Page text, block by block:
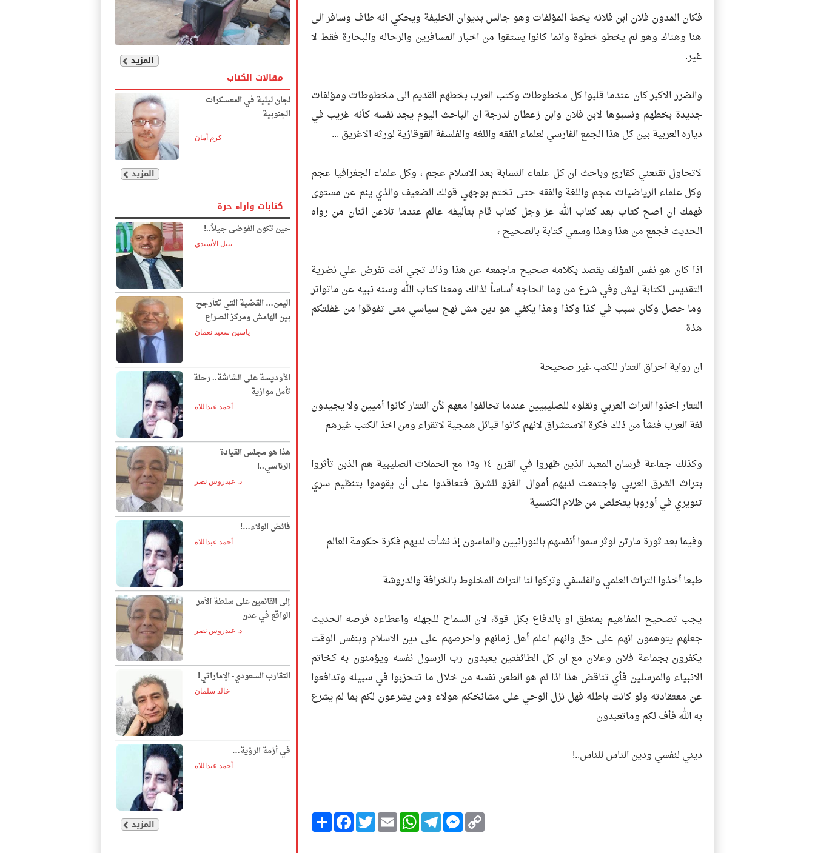
المزيد
مقالات الكتاب
لجان ليلية في المعسكرات
الجنوبية
كرم أمان
المزيد
كتابات واراء حرة
حين تكون الفوضى جيلاً..!
نبيل الأسيدي
اليمن… القضية التي تتأرجح
بين الهامش ومركز الصراع
ياسين سعيد نعمان
الأوديسة على الشاشة.. رحلة
تأمل موازية
أحمد عبداللاه
هذا هو مجلس القيادة
الرئاسي..!
د. عيدروس نصر
فائض الولاء…!
أحمد عبداللاه
إلى القائمين على سلطة الأمر
الواقع في عدن
د. عيدروس نصر
التقارب السعودي- الإماراتي!
خالد سلمان
في أزمة الرؤية…
أحمد عبداللاه
المزيد
فكان المدون فلان ابن فلانه يخط المؤلفات وهو جالس بديوان الخليفة ويحكي انه طاف وسافر الى
هنا وهناك وهو لم يخطو خطوة وانما كانوا يستقوا من اخبار المسافرين والرحاله والبحارة فقط لا
غير.
والضرر الاكبر كان عندما قلبوا كل مخطوطات وكتب العرب بخطهم القديم الى مخطوطات ومؤلفات
جديدة بخطهم ونسبوها لابن فلان وابن زعطان لدرجة ان الباحث اليوم يجد نفسه كأنه غريب في
دياره العربية بين كل هذا الجمع الفارسي لعلماء الفقه واللغه والفلسفة القوقازية لورثه الاغريق ...
لاتحاول تقنعني كقارئ وباحث ان كل علماء النسابة بعد الاسلام عجم ، وكل علماء الجغرافيا عجم
وكل علماء الرياضيات عجم واللغة والفقه حتى تختم بوجهي قولك الضعيف والذي ينم عن مستوى
فهمك ان اصح كتاب بعد كتاب الله عز وجل كتاب قام بتأليفه عالم عندما تلاعن اثنان من رواه
الحديث فجمع من هذا وهذا وسمي كتابة بالصحيح ،
اذا كان هو نفس المؤلف يقصد بكلامه صحيح ماجمعه عن هذا وذاك تجي انت تفرض علي نضرية
التقديس لكتابة ليش وفي شرع من وما الحاجه أساساً لذالك ومعنا كتاب الله وسنه نبيه عن ماتواتر
وما حصل وكان سبب في كذا وكذا وهذا يكفي هو دين مش نهج سياسي متى تفوقوا من غفلتكم
هذة
ان رواية احراق التتار للكتب غير صحيحة
التتار اخذوا التراث العربي ونقلوه للصليبيين عندما تحالفوا معهم لأن التتار كانوا أميين ولا يجيدون
لغة العرب فنشأ من ذلك فكرة الاستشراق لانهم كانوا قبائل همجية لاتقراء ومن اخذ الكتب غيرهم
وكذلك جماعة فرسان المعبد الذين ظهروا في القرن ١٤ و١٥ مع الحملات الصليبية هم الذبن تأثروا
بتراث الشرق العربي واجتمعت لديهم أموال الغزو للشرق فتعاقدوا على أن يقوموا بتنظيم سري
تنويري في أوروبا يتخلص من ظلام الكنسية
وفيما بعد ثورة مارتن لوثر سموا أنفسهم بالنورانيين والماسون إذ نشأت لديهم فكرة حكومة العالم
طبعا أخذوا التراث العلمي والفلسفي وتركوا لنا التراث المخلوط بالخرافة والدروشة
يجب تصحيح المفاهيم بمنطق او بالدفاع بكل قوة، لان السماح للجهله واعطاءه فرصه الحديث
جعلهم يتوهمون انهم على حق وانهم اعلم أهل زمانهم واحرصهم على دين الاسلام وبنفس الوقت
يكفرون بجماعة فلان وعلان مع ان كل الطائفتين يعبدون رب الرسول نفسه ويؤمنون به كخاتم
الانبياء والمرسلين فأي تناقض هذا اذا لم هو الطعن نفسه من خلال ما تتحزبوا في سبيله وتدافعوا
عن معتقادته ولو كانت باطله فهل نزل الوحي على مشائخكم هولاء ومن يشرعون لكم بما لم يشرع
به الله فأف لكم وماتعبدون
ديني لنفسي ودين الناس للناس..!
انشر
FacebookTwitterEmail
WhatsAppTelegram
MessengerCopy
Link